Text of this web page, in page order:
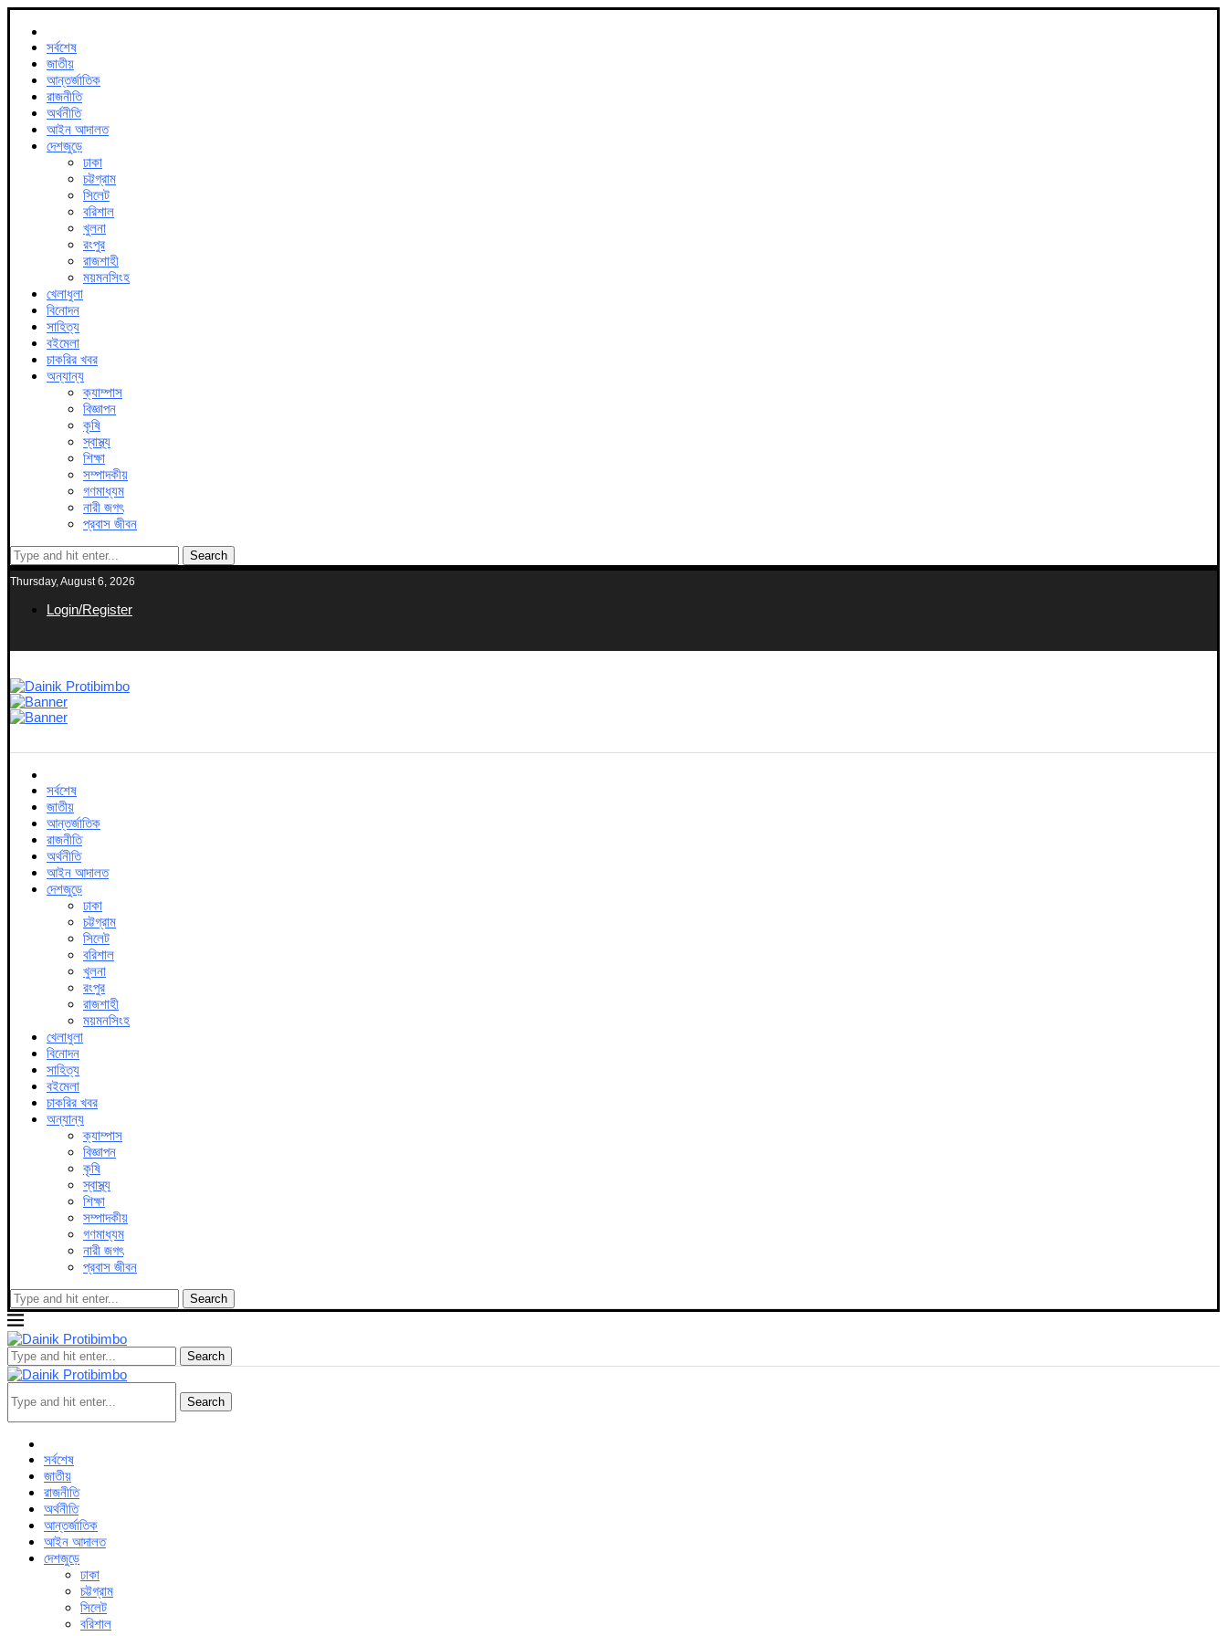
সর্বশেষ
জাতীয়
আন্তর্জাতিক
রাজনীতি
অর্থনীতি
আইন আদালত
দেশজুড়ে
ঢাকা
চট্টগ্রাম
সিলেট
বরিশাল
খুলনা
রংপুর
রাজশাহী
ময়মনসিংহ
খেলাধুলা
বিনোদন
সাহিত্য
বইমেলা
চাকরির খবর
অন্যান্য
ক্যাম্পাস
বিজ্ঞাপন
কৃষি
স্বাস্থ্য
শিক্ষা
সম্পাদকীয়
গণমাধ্যম
নারী জগৎ
প্রবাস জীবন
Search
Thursday, August 6, 2026
Login/Register
সর্বশেষ
জাতীয়
আন্তর্জাতিক
রাজনীতি
অর্থনীতি
আইন আদালত
দেশজুড়ে
ঢাকা
চট্টগ্রাম
সিলেট
বরিশাল
খুলনা
রংপুর
রাজশাহী
ময়মনসিংহ
খেলাধুলা
বিনোদন
সাহিত্য
বইমেলা
চাকরির খবর
অন্যান্য
ক্যাম্পাস
বিজ্ঞাপন
কৃষি
স্বাস্থ্য
শিক্ষা
সম্পাদকীয়
গণমাধ্যম
নারী জগৎ
প্রবাস জীবন
Search
Search
Search
সর্বশেষ
জাতীয়
রাজনীতি
অর্থনীতি
আন্তর্জাতিক
আইন আদালত
দেশজুড়ে
ঢাকা
চট্টগ্রাম
সিলেট
বরিশাল